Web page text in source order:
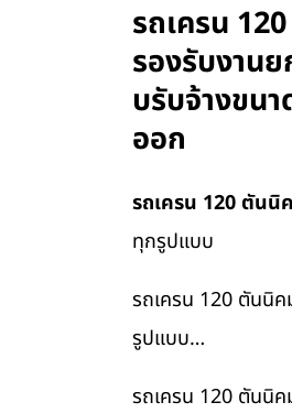
รถเครน
รองรับงาน
บรับจ้างขน
ออก
รถเครน 120 ตันนิ
ทุกรูปแบบ
รถเครน 120 ตันนิค
รูปแบบ…
รถเครน 120 ตันนิค